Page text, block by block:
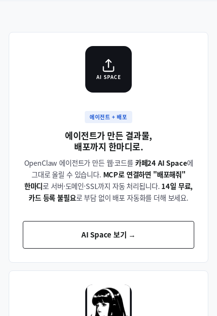
AI SPACE
에이전트 + 배포
에이전트가 만든 결과물,
배포까지 한마디로.
OpenClaw 에이전트가 만든 웹·코드를카페24 AI Space에
그대로 올릴 수 있습니다. MCP로 연결하면 "배포해줘"
한마디로 서버·도메인·SSL까지 자동 처리됩니다. 14일 무료,
카드 등록 불필요로 부담 없이 배포 자동화를 더해 보세요.
AI Space 보기 →